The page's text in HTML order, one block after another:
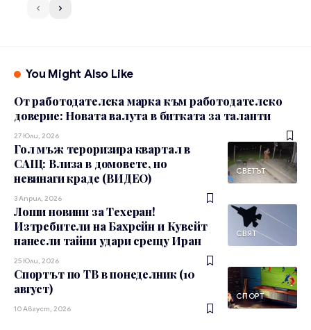
You Might Also Like
От работодателска марка към работодателско
доверие: Новата валута в битката за таланти
27 Юли, 2026
СВЕТЪТ
Гол мъж тероризира квартал в
САЩ: Влиза в домовете, но
невинаги краде (ВИДЕО)
3 Април, 2026
СВЯТ
Лоши новини за Техеран!
Изтребители на Бахрейн и Кувейт
нанесли тайни удари срещу Иран
25 Юли, 2026
СПОРТ
Спортът по ТВ в понеделник (10
август)
10 Август, 2026